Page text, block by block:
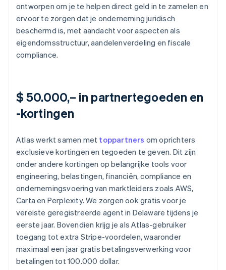
ontworpen om je te helpen direct geld in te zamelen en
ervoor te zorgen dat je onderneming juridisch
beschermd is, met aandacht voor aspecten als
eigendomsstructuur, aandelenverdeling en fiscale
compliance.
$ 50.000,– in partnertegoeden en
-kortingen
Atlas werkt samen met toppartners om oprichters
exclusieve kortingen en tegoeden te geven. Dit zijn
onder andere kortingen op belangrijke tools voor
engineering, belastingen, financiën, compliance en
ondernemingsvoering van marktleiders zoals AWS,
Carta en Perplexity. We zorgen ook gratis voor je
vereiste geregistreerde agent in Delaware tijdens je
eerste jaar. Bovendien krijg je als Atlas-gebruiker
toegang tot extra Stripe-voordelen, waaronder
maximaal een jaar gratis betalingsverwerking voor
betalingen tot 100.000 dollar.